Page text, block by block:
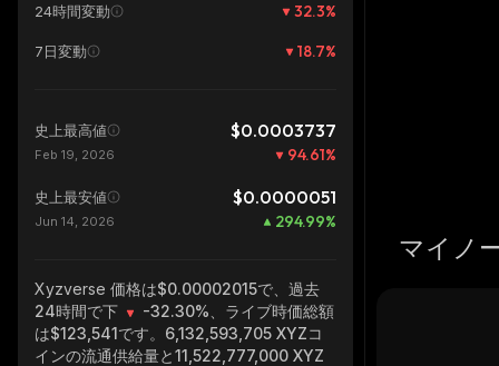
24時間変動 32.3%
7日変動 18.7%
史上最高値 $0.0003737
Feb 19, 2026 94.61%
史上最安値 $0.0000051
Jun 14, 2026 294.99%
Xyzverse 価格は$0.00002015で、過去
24時間で下
-32.30% 、ライブ時価総額
は$123,541です。 6,132,593,705 XYZコ
インの流通供給量と11,522,777,000 XYZ
マイノ